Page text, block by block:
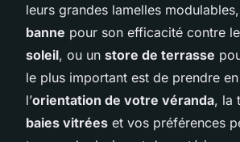
leurs grandes lamelles
banne pour son efficacité contre
soleil, ou un store de terrasse
le plus important est de prendre
l’orientation de votre véranda, la
baies vitrées et vos préférences